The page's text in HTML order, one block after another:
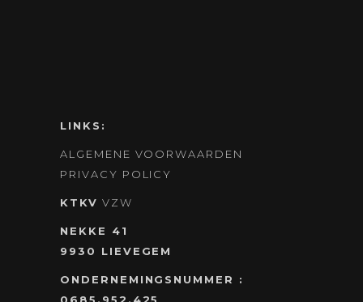
LINKS:
ALGEMENE VOORWAARDEN
PRIVACY POLICY
KTKV VZW
NEKKE 41
9930 LIEVEGEM
ONDERNEMINGSNUMMER :